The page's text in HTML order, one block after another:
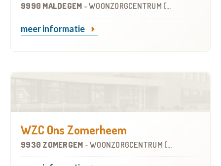
9990 MALDEGEM - WOONZORGCENTRUM (WZC)
meer informatie
WZC Ons Zomerheem
9930 ZOMERGEM - WOONZORGCENTRUM (WZC)